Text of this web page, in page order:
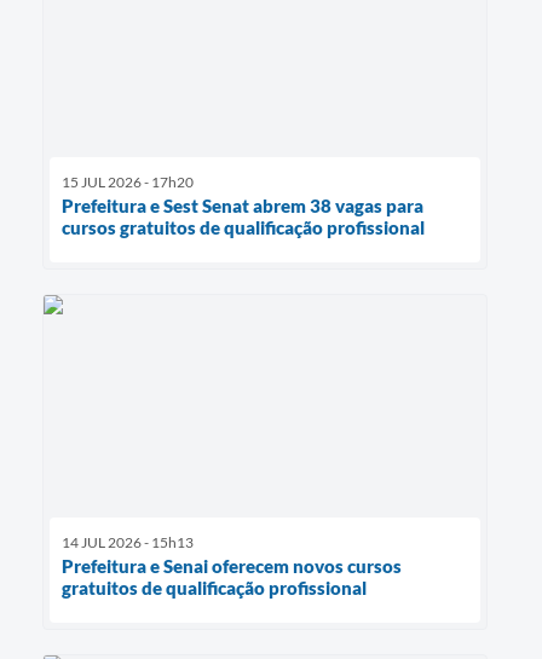
15 JUL 2026 - 17h20
Prefeitura e Sest Senat abrem 38 vagas para
cursos gratuitos de qualificação profissional
14 JUL 2026 - 15h13
Prefeitura e Senai oferecem novos cursos
gratuitos de qualificação profissional